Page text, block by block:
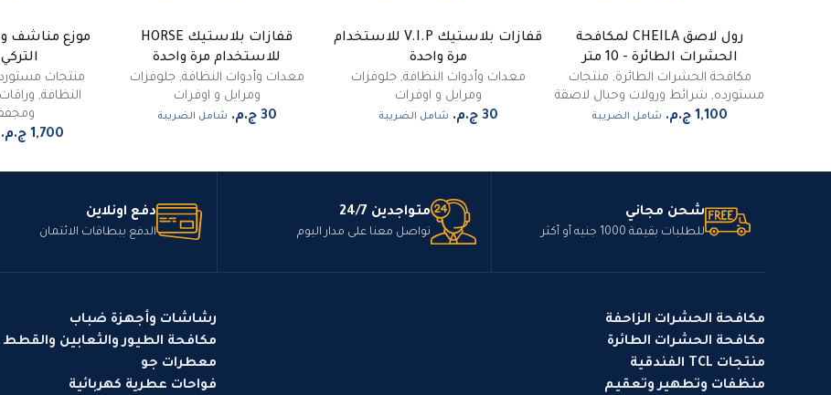
رول لاصق CHEILA لمكافحة
الحشرات الطائرة - 10 متر
مكافحة الحشرات الطائرة, منتجات
مستورده, شرائط ورولات وحبال لاصقة
شامل الضريبة
قفازات بلاستيك V.I.P للاستخدام
مرة واحدة
معدات وأدوات النظافة,جلوفزات
ومرايل و اوفرات
شامل الضريبة
قفازات بلاستيك HORSE
للاستخدام مرة واحدة
معدات وأدوات النظافة,جلوفزات
ومرايل و اوفرات
شامل الضريبة
منتجات
النظافة,
شحن مجاني
للطلبات بقيمة 1000 جنيه أو أكثر
متواجدين 24/7
تواصل معنا على مدار اليوم
دفع اونلاين
الدفع ببطاقات الائتمان
مكافحة الحشرات الزاحفة
مكافحة الحشرات الطائرة
منتجات TCL الفندقية
منظفات وتطهير وتعقيم
رشاشات وأجهزة ضباب
مكافحة الطيور والثعابين والقطط
معطرات جو
فواحات عطرية كهربائية